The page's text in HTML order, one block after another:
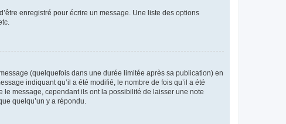
enregistré pour écrire un message. Une liste des options
(quelquefois dans une durée limitée après sa publication) en
indiquant qu’il a été modifié, le nombre de fois qu’il a été
message, cependant ils ont la possibilité de laisser une note
quelqu’un y a répondu.